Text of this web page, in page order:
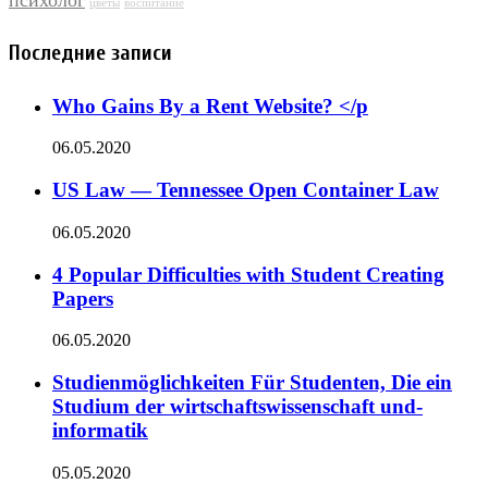
Последние записи
Who Gains By a Rent Website? </p
06.05.2020
US Law — Tennessee Open Container Law
06.05.2020
4 Popular Difficulties with Student Creating
Papers
06.05.2020
Studienmöglichkeiten Für Studenten, Die ein
Studium der wirtschaftswissenschaft und-
informatik
05.05.2020